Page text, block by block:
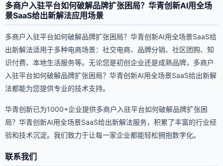
多商户入驻平台如何破解品牌扩张困局？华青创新AI用全场
景SaaS给出新解法应用场景
多商户入驻平台如何破解品牌扩张困局？华青创新AI用全场景SaaS给
出新解法适用于多种电商场景：社交电商、品牌分销、社区团购、知
识付费、本地生活服务等。无论您是初创企业还是成熟品牌，多商户
入驻平台如何破解品牌扩张困局？华青创新AI用全场景SaaS给出新解
法都能为您提供专业的技术支持。
华青创新已为1000+企业提供多商户入驻平台如何破解品牌扩张困
局？华青创新AI用全场景SaaS给出新解法服务，积累了丰富的行业经
验和技术沉淀。我们致力于让每一家企业都能轻松拥抱数字化。
联系我们